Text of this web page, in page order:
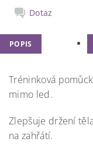
Dotaz
POPIS
Tréninková
mimo led.
Zlepšuje držení
na zahřátí.